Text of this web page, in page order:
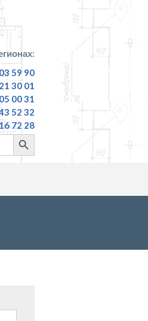
59 90
30 01
00 31
52 32
72 28
Search
Button